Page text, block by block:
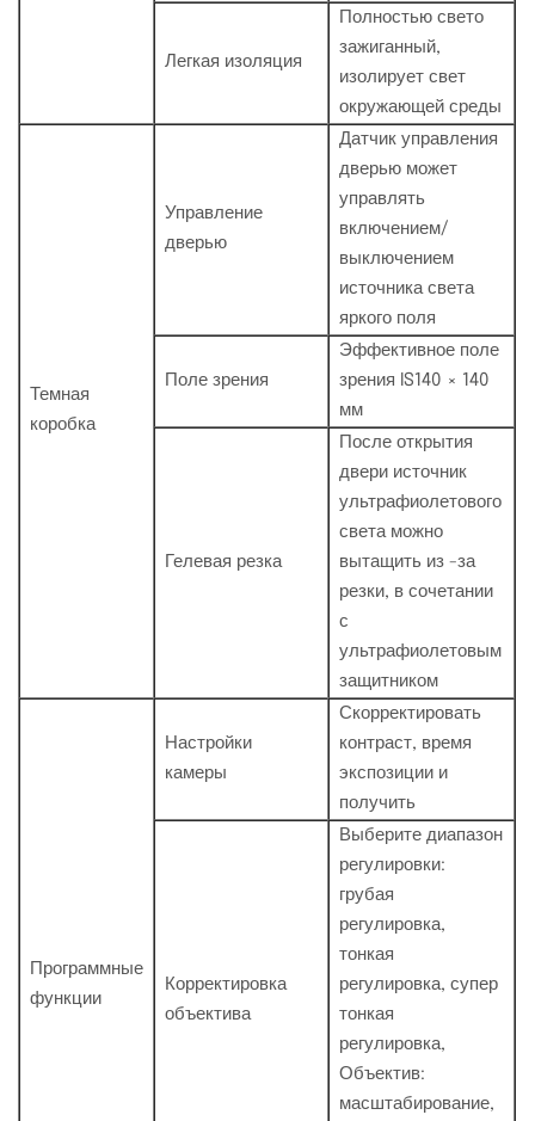
Легкая изоляция
Полностью свето
зажиганный,
изолирует свет
окружающей среды
Темная
коробка
Управление
дверью
Датчик управления
дверью может
управлять
включением/
выключением
источника света
яркого поля
Поле зрения
Эффективное поле
зрения IS140 × 140
мм
Гелевая резка
После открытия
двери источник
ультрафиолетового
света можно
вытащить из -за
резки, в сочетании
с
ультрафиолетовым
защитником
Программные
функции
Настройки
камеры
Скорректировать
контраст, время
экспозиции и
получить
Корректировка
объектива
Выберите диапазон
регулировки:
грубая
регулировка,
тонкая
регулировка, супер
тонкая
регулировка,
Объектив:
масштабирование,